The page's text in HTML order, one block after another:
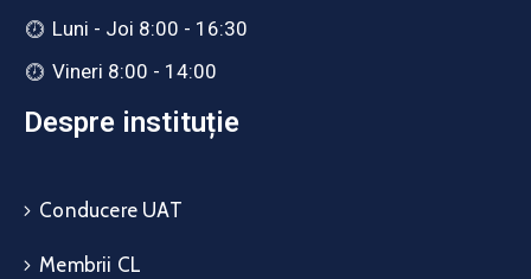
Luni - Joi 8:00 - 16:30
Vineri 8:00 - 14:00
Despre instituție
Conducere UAT
Membrii CL